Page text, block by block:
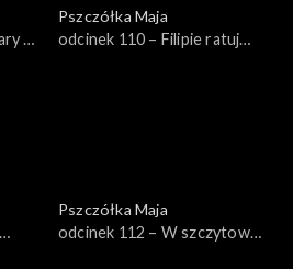
w
Pszczółka Maja
odcinek 110 – Filipie ratuj
Pszczółka Maja
odcinek 112 – W szczytowej